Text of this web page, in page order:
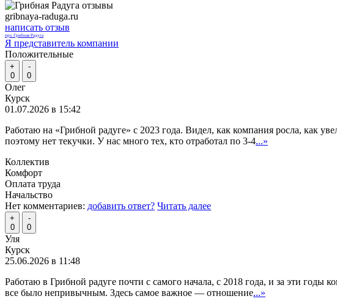
gribnaya-raduga.ru
написать отзыв
про Грибная Радуга
Я представитель компании
Положительные
+
0
-
0
Олег
Курск
01.07.2026 в 15:42
Работаю на «Грибной радуге» с 2023 года. Видел, как компания росла, как
поэтому нет текучки. У нас много тех, кто отработал по 3-4...»
Коллектив
Комфорт
Оплата труда
Начальство
Нет комментариев: добавить ответ? Читать далее
+
0
-
0
Уля
Курск
25.06.2026 в 11:48
Работаю в Грибной радуге почти с самого начала, с 2018 года, и за эти годы
все было непривычным. Здесь самое важное — отношение...»